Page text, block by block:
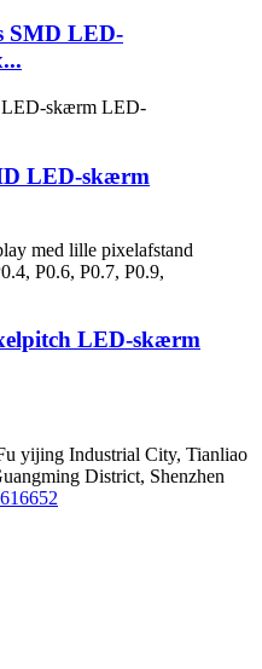
SMD LED-
LED-skærm
LED-skærm
yijing Industrial City, Tianliao
District, Shenzhen